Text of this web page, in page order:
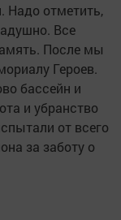
Надо отметить,
Все
После мы
Героев.
бассейн и
и убранство
от всего
за заботу о